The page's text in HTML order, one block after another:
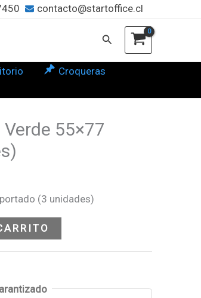
contacto@startoffice.cl
Buscar
Croqueras
55×77
(3 unidades)